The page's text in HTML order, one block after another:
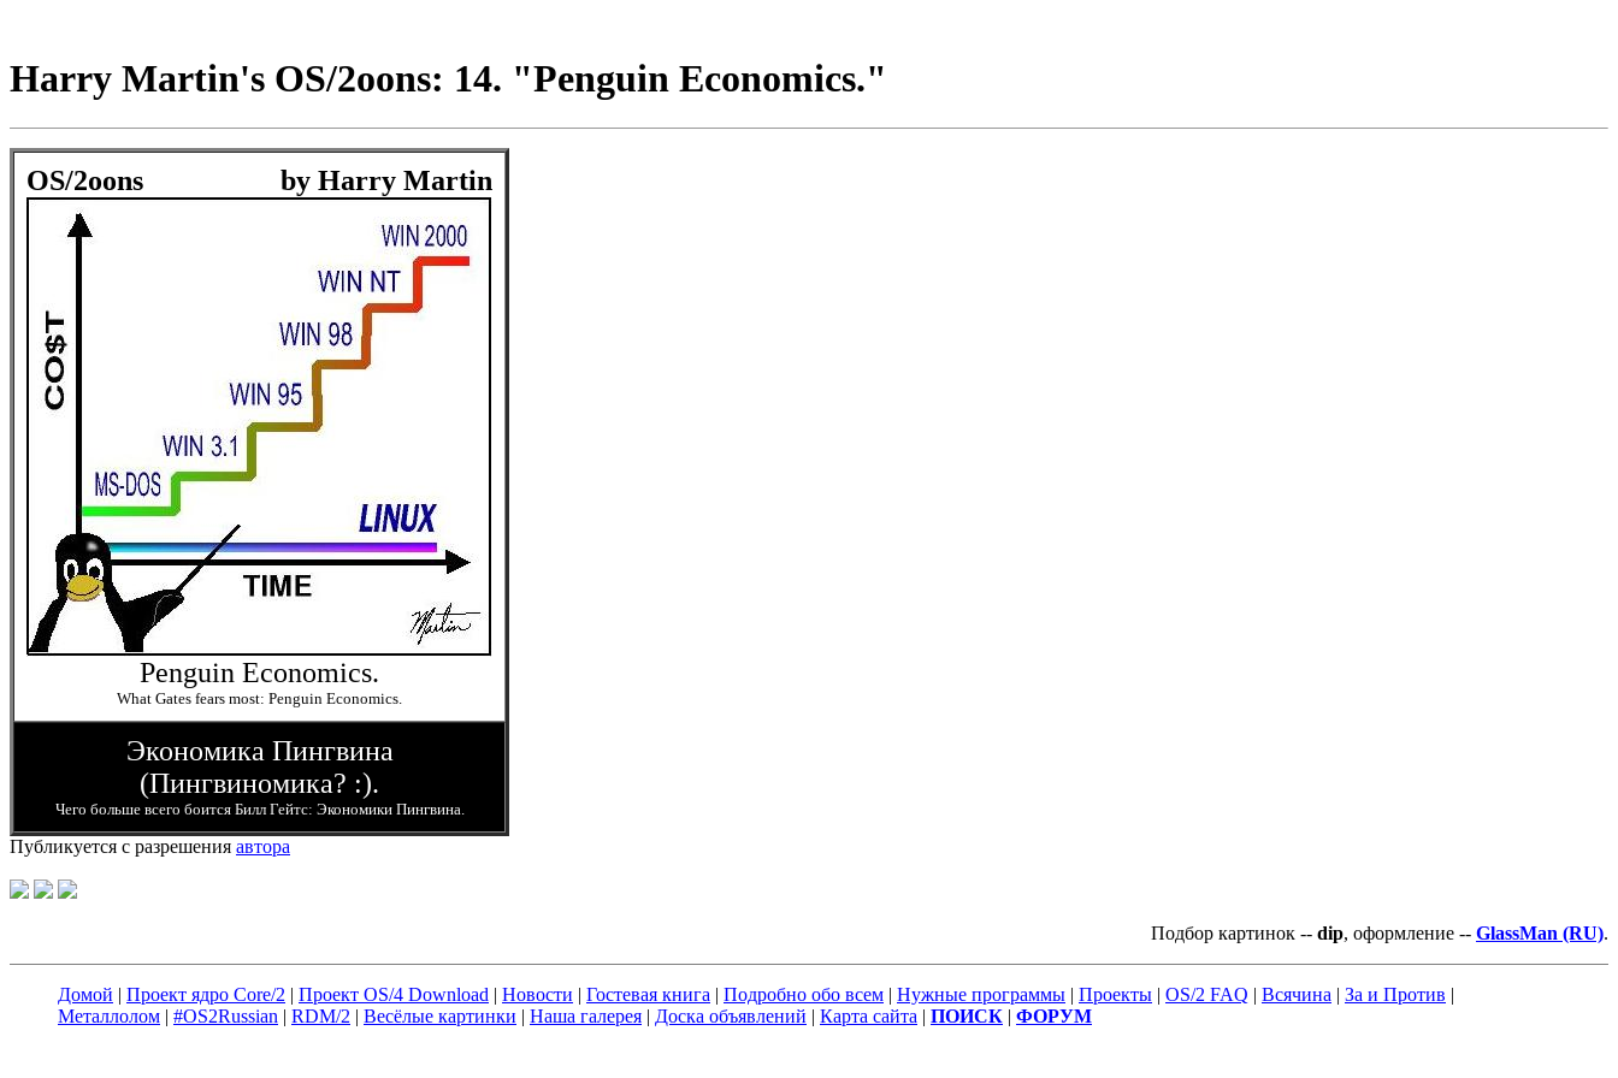
Harry Martin's OS/2oons: 14. "Penguin Economics."
OS/2oons by Harry Martin
Penguin Economics.
What Gates fears most: Penguin Economics.
Экономика Пингвина
(Пингвиномика? :).
Чего больше всего боится Билл Гейтс: Экономики Пингвина.
Публикуется с разрешения автора
Подбор картинок -- dip, оформление -- GlassMan (RU).
Домой | Проект ядро Core/2 | Проект OS/4 Download | Новости | Гостевая книга | Подробно обо всем | Нужные программы | Проекты | OS/2 FAQ | Всячина | За и Против |
Металлолом | #OS2Russian | RDM/2 | Весёлые картинки | Наша галерея | Доска объявлений | Карта сайта | ПОИСК | ФОРУМ